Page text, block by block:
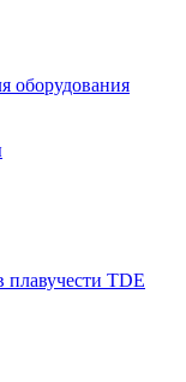
оборудования
TDE